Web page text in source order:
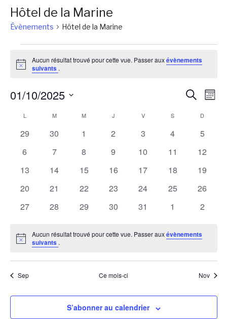
Hôtel de la Marine
Évènements Hôtel de la Marine
Notice
Aucun résultat trouvé pour cette vue. Passer auxévènements
suivants .
de
Mois
01/10/2025
date.
Calendrier
de
Évènements
LLUNDI MMARDI M MERCREDI
J VVENDREDIS D
0
29
0
30
0
1
0
2
0
3
0
4
0
5
0
6
0
7
0
8
0
9
0
10
0
11
0
12
0
13
0
14
0
15
0
16
0
17
0
18
0
19
0
20
0
21
0
22
0
23
0
24
0
25
0
26
0
27
0
28
0
29
0
30
0
31
0
1
0
2
Notice
Aucun résultat trouvé pour cette vue. Passer auxévènements
suivants .
Sep Ce mois-ci Nov
S’abonner au calendrier